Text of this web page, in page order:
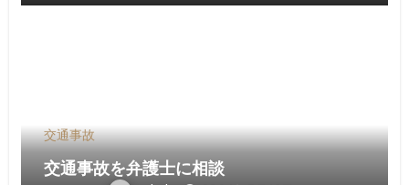
交通事故
交通事故を弁護士に相談